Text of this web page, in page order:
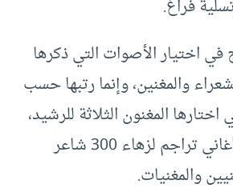
فراغ.
في اختيار الأصوات التي ذكرها
والمغنين، وإنما رتبها حسب
اختارها المغنون الثلاثة للرشيد،
وقد حوى كتاب الأغاني تراجم لزهاء 300 شاعر